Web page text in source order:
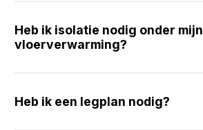
Heb ik isolatie nodig onder mijn
vloerverwarming?
Heb ik een legplan nodig?